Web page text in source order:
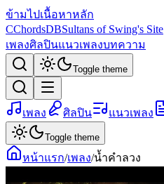
ข้ามไปเนื้อหาหลัก
CChordsDBSultans of Swing's Site
เพลงศิลปินแนวเพลงบทความ
Toggle theme
เพลง ศิลปิน แนวเพลง
Toggle theme
หน้าแรก/เพลง/น้ำคำลวง